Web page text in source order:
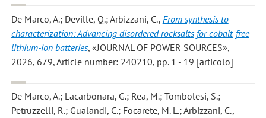
De Marco, A.; Deville, Q.; Arbizzani, C., From synthesis to
characterization: Advancing disordered rocksalts for cobalt-free
lithium-ion batteries, «JOURNAL OF POWER SOURCES»,
2026, 679, Article number: 240210, pp. 1 - 19 [articolo]
De Marco, A.; Lacarbonara, G.; Rea, M.; Tombolesi, S.;
Petruzzelli, R.; Gualandi, C.; Focarete, M. L.; Arbizzani, C.,